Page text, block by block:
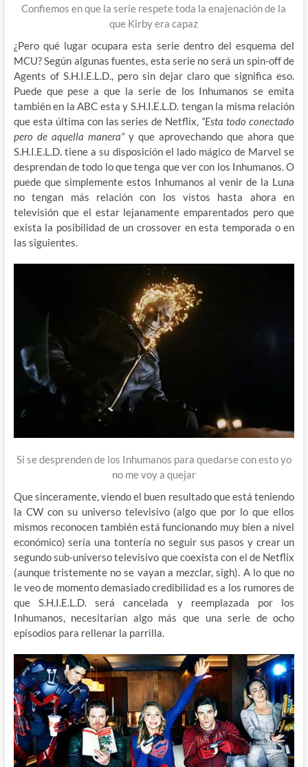
Confiemos en que la serie respete toda la enajenación de la
que Kirby era capaz
¿Pero qué lugar ocupara esta serie dentro del esquema del
MCU? Según algunas fuentes, esta serie no será un spin-off de
Agents of S.H.I.E.L.D., pero sin dejar claro que significa eso.
Puede que pese a que la serie de los Inhumanos se emita
también en la ABC esta y S.H.I.E.L.D. tengan la misma relación
que esta última con las series de Netflix, “Esta todo conectado
pero de aquella manera” y que aprovechando que ahora que
S.H.I.E.L.D. tiene a su disposición el lado mágico de Marvel se
desprendan de todo lo que tenga que ver con los Inhumanos. O
puede que simplemente estos Inhumanos al venir de la Luna
no tengan más relación con los vistos hasta ahora en
televisión que el estar lejanamente emparentados pero que
exista la posibilidad de un crossover en esta temporada o en
las siguientes.
Si se desprenden de los Inhumanos para quedarse con esto yo
no me voy a quejar
Que sinceramente, viendo el buen resultado que está teniendo
la CW con su universo televisivo (algo que por lo que ellos
mismos reconocen también está funcionando muy bien a nivel
económico) sería una tontería no seguir sus pasos y crear un
segundo sub-universo televisivo que coexista con el de Netflix
(aunque tristemente no se vayan a mezclar, sigh). A lo que no
le veo de momento demasiado credibilidad es a los rumores de
que S.H.I.E.L.D. será cancelada y reemplazada por los
Inhumanos, necesitarían algo más que una serie de ocho
episodios para rellenar la parrilla.